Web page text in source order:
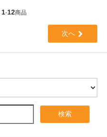
1-12商品
次へ
検索